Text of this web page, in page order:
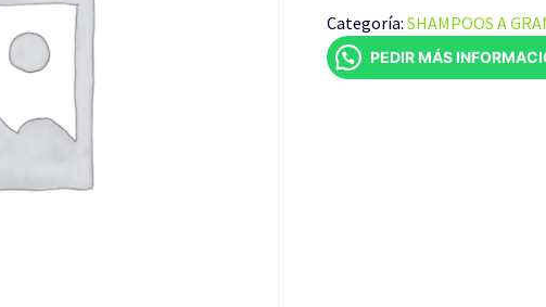
CUBETA
DE
4
Categoría:SHAMPOOS A
PEDIR MÁS